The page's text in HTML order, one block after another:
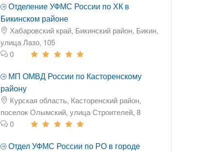
Отделение УФМС России по ХК в
Бикинском районе
Хабаровский край, Бикинский район, Бикин,
улица Лазо, 105
0
МП ОМВД России по Касторенскому
району
Курская область, Касторенский район,
поселок Олымский, улица Строителей, 8
0
Отдел УФМС России по РО в городе